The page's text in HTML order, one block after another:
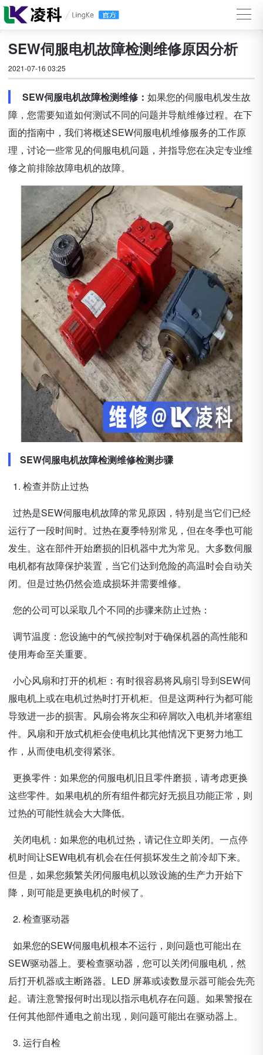
SEW伺服电机故障检测维修原因分析
2021-07-16 03:25
SEW伺服电机故障检测维修： 如果您的伺服电机发生故
障，您需要知道如何测试不同的问题并导航维修过程。在下
面的指南中，我们将概述SEW伺服电机维修服务的工作原
理，讨论一些常见的伺服电机问题，并指导您在决定专业维
修之前排除故障电机的故障。
SEW伺服电机故障检测维修检测步骤
1. 检查并防止过热
过热是SEW伺服电机故障的常见原因，特别是当它们已经
运行了一段时间时。过热在夏季特别常见，但在冬季也可能
发生。这在部件开始磨损的旧机器中尤为常见。大多数伺服
电机都有故障保护装置，当它们达到危险的高温时会自动关
闭。但是过热仍然会造成损坏并需要维修。
您的公司可以采取几个不同的步骤来防止过热：
调节温度：您设施中的气候控制对于确保机器的高性能和
使用寿命至关重要。
小心风扇和打开的机柜：有时很容易将风扇引导到SEW伺
服电机上或在电机过热时打开机柜。但是这两种行为都可能
导致进一步的损害。风扇会将灰尘和碎屑吹入电机并堵塞组
件。风扇和开放式机柜会使电机比其他情况下更努力地工
作，从而使电机变得紧张。
更换零件：如果您的伺服电机旧且零件磨损，请考虑更换
这些零件。如果电机的所有组件都完好无损且功能正常，则
过热的可能性就会大大降低。
关闭电机：如果您的电机过热，请记住立即关闭。一点停
机时间让SEW电机有机会在任何损坏发生之前冷却下来。
但是，如果您频繁关闭伺服电机以致设施的生产力开始下
降，则可能是更换电机的时候了。
2. 检查驱动器
如果您的SEW伺服电机根本不运行，则问题也可能出在
SEW驱动器上。要检查驱动器，您可以关闭伺服电机，然
后打开机器或主断路器。LED 屏幕或读数显示器可能会先亮
起。请注意警报何时出现以指示电机存在问题。如果警报在
任何其他部件通电之前出现，则问题可能出在驱动器上。
3. 运行自检